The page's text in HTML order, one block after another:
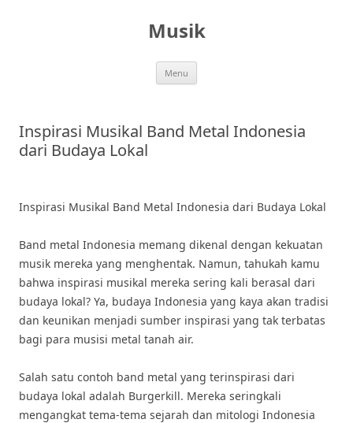
Musik
Menu
Inspirasi Musikal Band Metal Indonesia
dari Budaya Lokal
Inspirasi Musikal Band Metal Indonesia dari Budaya Lokal
Band metal Indonesia memang dikenal dengan kekuatan
musik mereka yang menghentak. Namun, tahukah kamu
bahwa inspirasi musikal mereka sering kali berasal dari
budaya lokal? Ya, budaya Indonesia yang kaya akan tradisi
dan keunikan menjadi sumber inspirasi yang tak terbatas
bagi para musisi metal tanah air.
Salah satu contoh band metal yang terinspirasi dari
budaya lokal adalah Burgerkill. Mereka seringkali
mengangkat tema-tema sejarah dan mitologi Indonesia